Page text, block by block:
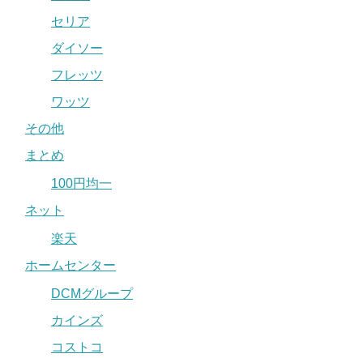
セリア
ダイソー
フレッツ
ワッツ
その他
まとめ
100円均一
ネット
楽天
ホームセンター
DCMグループ
カインズ
コストコ